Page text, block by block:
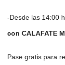
-Desde las 14:00
con CALAFATE
Pase gratis para